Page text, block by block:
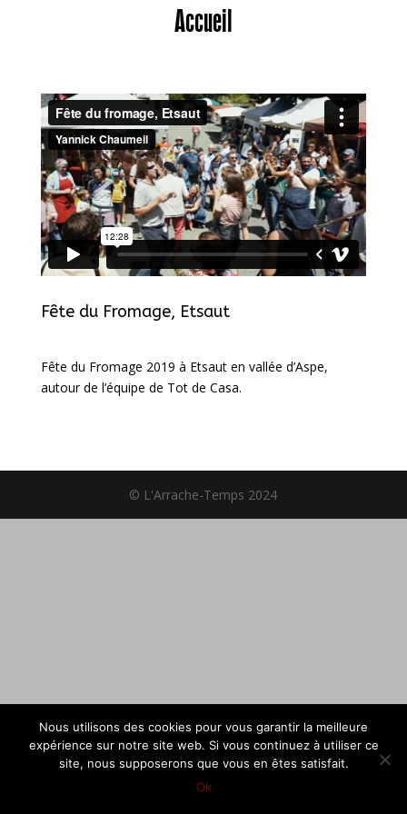
Accueil
Fête du Fromage, Etsaut
Fête du Fromage 2019 à Etsaut en vallée d’Aspe,
autour de l’équipe de Tot de Casa.
© L'Arrache-Temps 2024
Nous utilisons des cookies pour vous garantir la meilleure
expérience sur notre site web. Si vous continuez à utiliser ce
site, nous supposerons que vous en êtes satisfait.
Ok